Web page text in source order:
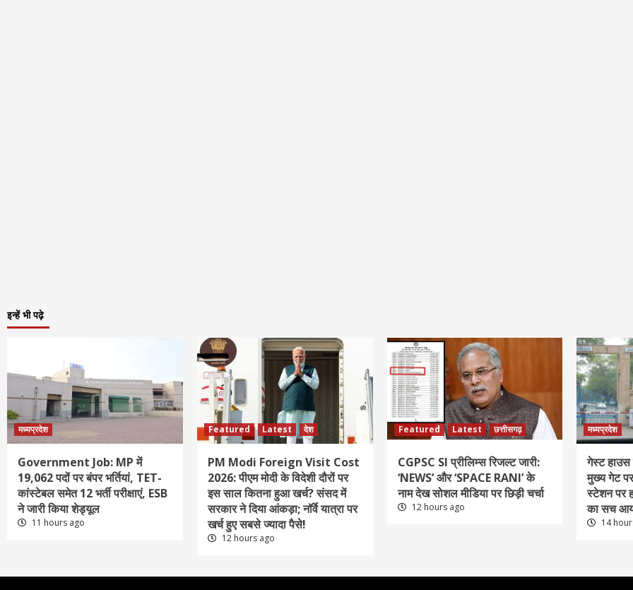
इन्हें भी पढ़े
मध्यप्रदेश
Government Job: MP में
19,062 पदों पर बंपर भर्तियां, TET-
कांस्टेबल समेत 12 भर्ती परीक्षाएं, ESB
ने जारी किया शेड्यूल
11 hours ago
Featured Latest देश
PM Modi Foreign Visit Cost
2026: पीएम मोदी के विदेशी दौरों पर
इस साल कितना हुआ खर्च? संसद में
सरकार ने दिया आंकड़ा; नॉर्वे यात्रा पर
खर्च हुए सबसे ज्यादा पैसे!
12 hours ago
Featured Latest छत्तीसगढ़
CGPSC SI प्रीलिम्स रिजल्ट जारी:
‘NEWS’ और ‘SPACE RANI’ के
नाम देख सोशल मीडिया पर छिड़ी चर्चा
12 hours ago
मध्यप्रदेश
गेस्ट हाउस
मुख्य गेट
स्टेशन पर
का सच
14